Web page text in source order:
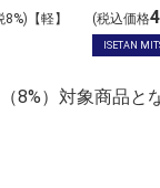
【軽】
(税込価格
ISETAN
8%）対象商品と